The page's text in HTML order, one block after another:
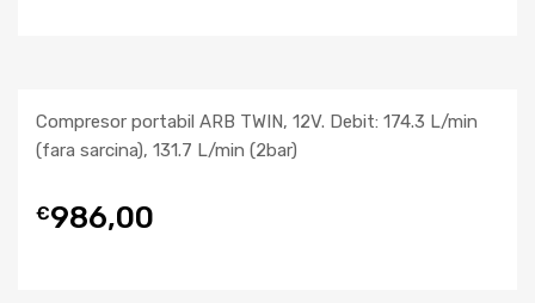
Compresor portabil ARB TWIN, 12V. Debit: 174.3 L/min
(fara sarcina), 131.7 L/min (2bar)
€986,00